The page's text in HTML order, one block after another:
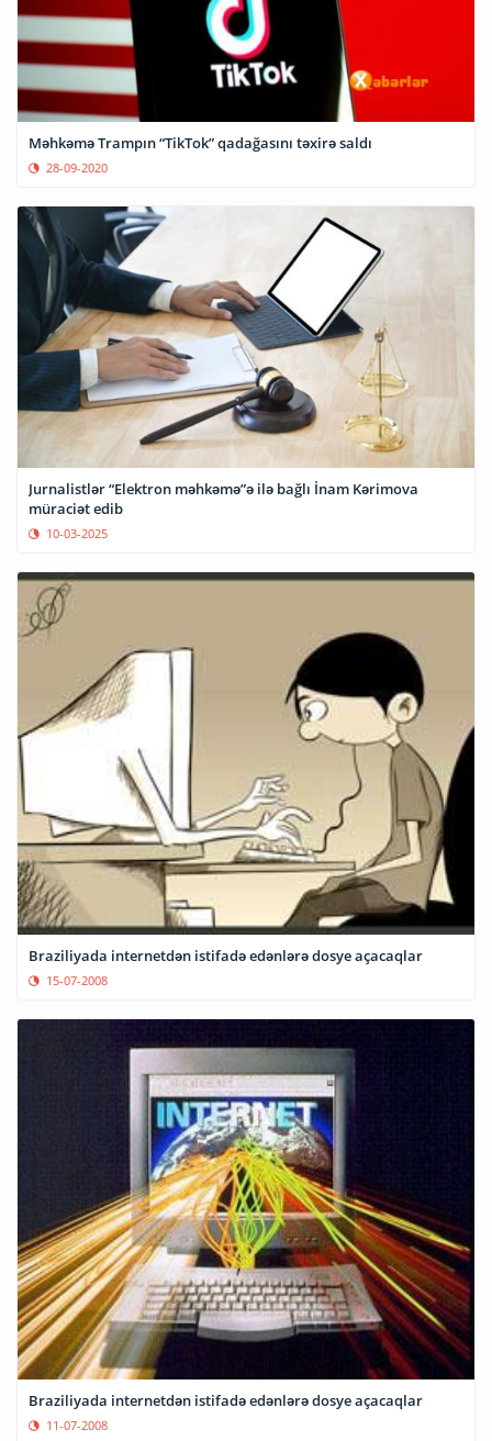
Məhkəmə Trampın “TikTok” qadağasını təxirə saldı
28-09-2020
Jurnalistlər “Elektron məhkəmə”ə ilə bağlı İnam Kərimova
müraciət edib
10-03-2025
Braziliyada internetdən istifadə edənlərə dosye açacaqlar
15-07-2008
Braziliyada internetdən istifadə edənlərə dosye açacaqlar
11-07-2008